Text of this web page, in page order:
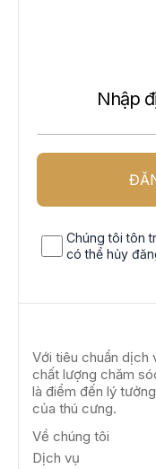
t
S
u
Chúng tôi tôn
có thể hủy
Với tiêu chuẩn dịch
chất lượng chăm
là điểm đến lý
của thú cưng.
Về chúng tôi
Dịch vụ